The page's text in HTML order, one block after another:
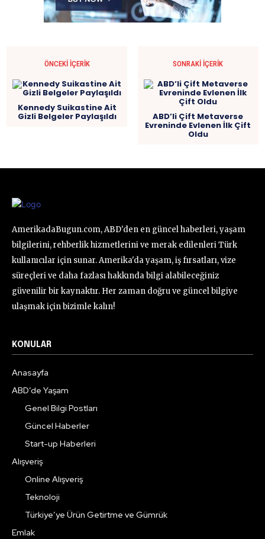
ÖNCEKI İÇERIK
Kennedy Suikastine Ait
Gizli Belgeler Paylaşıldı
SONRAKI İÇERIK
ABD’li Çift Metaverse
Evreninde Evlenen İlk Çift
Oldu
AmerikadaBugun.com, ABD'den en güncel haberleri, yaşam
bilgilerini, rehberlik hizmetlerini ve merak edilenleri Türk
kullanıcılar için sunar. Amerika'da yaşam, iş fırsatları, vize
süreçleri ve daha fazlası hakkında bilgi alabileceğiniz
güvenilir bir kaynaktır. Her zaman doğru ve güncel bilgiye
ulaşmak için bizimle kalın!
KONULAR
Anasayfa
ABD’de Yaşam
Genel Bilgi Postları
Güncel Haberler
Start-up Haberleri
Alışveriş
Online Alışveriş
Teknoloji
Türkiye’ye Ürün Getirtme ve Gümrük
Emlak